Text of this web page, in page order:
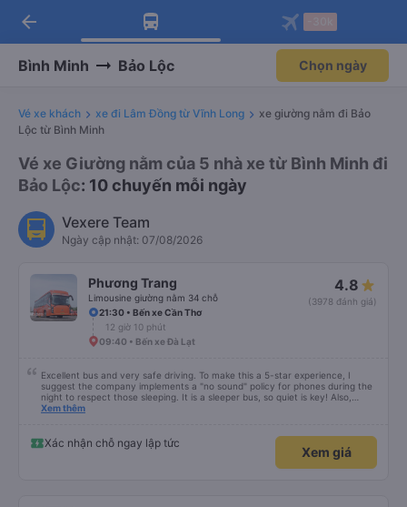
Tải app Vexere ngay!
Nhận ưu đãi thành viên độc
Mở app
Tải app Vexere
-30k/ghế khi đặt vé máy bay qua
Mở app
arrow_back
Bình Minh Bảo Lộc Chọn ngày
Vé xe khách xe đi Lâm Đồng từ Vĩnh Long
xe giường nằm đi Bảo
Lộc từ Bình Minh
Vé xe Giường nằm của 5 nhà xe từ Bình Minh đi
Bảo Lộc: 10 chuyến mỗi ngày
Vexere Team
Ngày cập nhật: 07/08/2026
Phương Trang
Limousine giường nằm 34 chỗ
4.8
(3978 đánh giá)
21:30 • Bến xe Cần Thơ
12 giờ 10 phút
09:40 • Bến xe Đà Lạt
Excellent bus and very safe driving. To make this a 5-star experience, I
suggest the company implements a "no sound" policy for phones during the
night to respect those sleeping. It is a sleeper bus, so quiet is key! Also,
please display the Wi-Fi password clearly inside the cabin for convenience. I
quy định rõ ràng về việc giữ im lặng (tắt âm thanh điện thoại) vào ban đêm
để tránh làm phiền hành khách khác ngủ. Ngoài ra, nhà xe nên dán sẵn mật
khẩu Wi-Fi trong xe để hành khách dễ dàng sử dụng. Tôi vẫn sẽ tiếp tục ủng
Xem thêm
Xác nhận chỗ ngay lập tức
Xem giá